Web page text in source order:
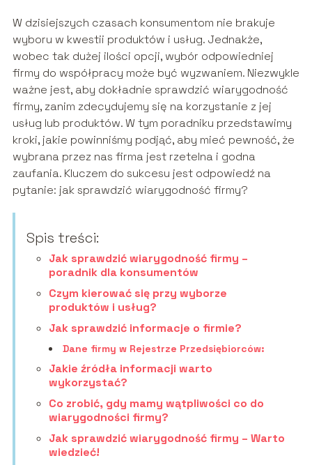
W dzisiejszych czasach konsumentom nie brakuje
wyboru w kwestii produktów i usług. Jednakże,
wobec tak dużej ilości opcji, wybór odpowiedniej
firmy do współpracy może być wyzwaniem. Niezwykle
ważne jest, aby dokładnie sprawdzić wiarygodność
firmy, zanim zdecydujemy się na korzystanie z jej
usług lub produktów. W tym poradniku przedstawimy
kroki, jakie powinniśmy podjąć, aby mieć pewność, że
wybrana przez nas firma jest rzetelna i godna
zaufania. Kluczem do sukcesu jest odpowiedź na
pytanie: jak sprawdzić wiarygodność firmy?
Spis treści:
Jak sprawdzić wiarygodność firmy –
poradnik dla konsumentów
Czym kierować się przy wyborze
produktów i usług?
Jak sprawdzić informacje o firmie?
Dane firmy w Rejestrze Przedsiębiorców:
Jakie źródła informacji warto
wykorzystać?
Co zrobić, gdy mamy wątpliwości co do
wiarygodności firmy?
Jak sprawdzić wiarygodność firmy – Warto
wiedzieć!